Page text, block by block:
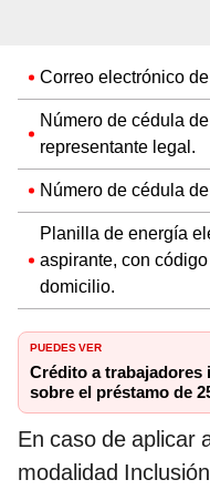
Correo electrónico
Número de cédula
representante legal.
Número de cédula
Planilla de energía
aspirante, con
domicilio.
PUEDES VER
Crédito a trabajadores
sobre el préstamo de
En caso de aplicar
modalidad